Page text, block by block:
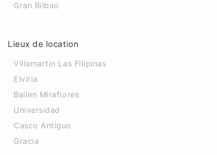
Gran Bilbao
Lieux de location
Villamartin Las Filipinas
Elviria
Bailen Miraflores
Universidad
Casco Antiguo
Gracia